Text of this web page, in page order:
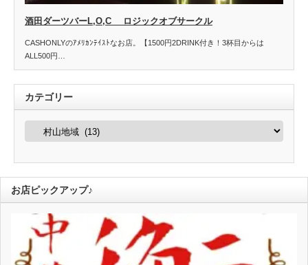
酒田ダーツバーL,O,C ロジックオブサークル
CASHONLYのｱﾒﾘｶﾝﾃｲｽﾄなお店。【1500円2DRINK付き！3杯目からは
ALL500円…
カテゴリー
カ
ー
お店ピックアップ♪